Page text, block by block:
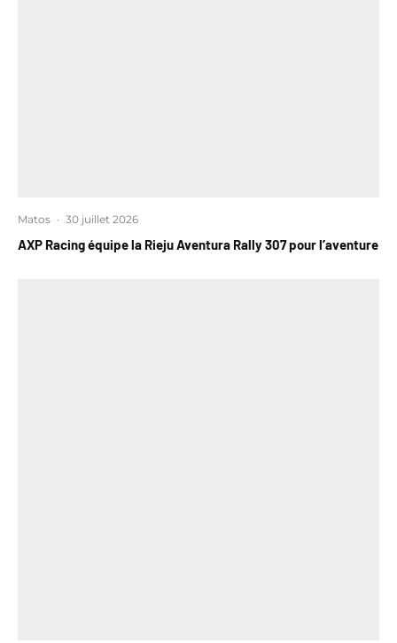
Matos · 30 juillet 2026
AXP Racing équipe la Rieju Aventura Rally 307 pour l’aventure